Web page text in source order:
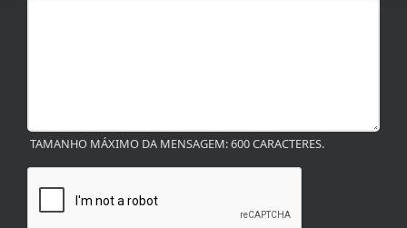
TAMANHO MÁXIMO DA MENSAGEM: 600 CARACTERES.